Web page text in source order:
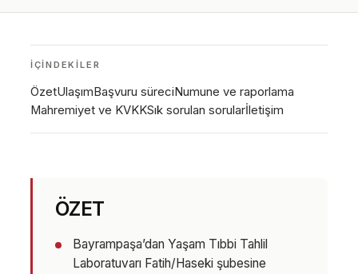
İÇINDEKILER
ÖzetUlaşımBaşvuru süreciNumune ve raporlama
Mahremiyet ve KVKKSık sorulan sorularİletişim
ÖZET
Bayrampaşa’dan Yaşam Tıbbi Tahlil
Laboratuvarı Fatih/Haseki şubesine